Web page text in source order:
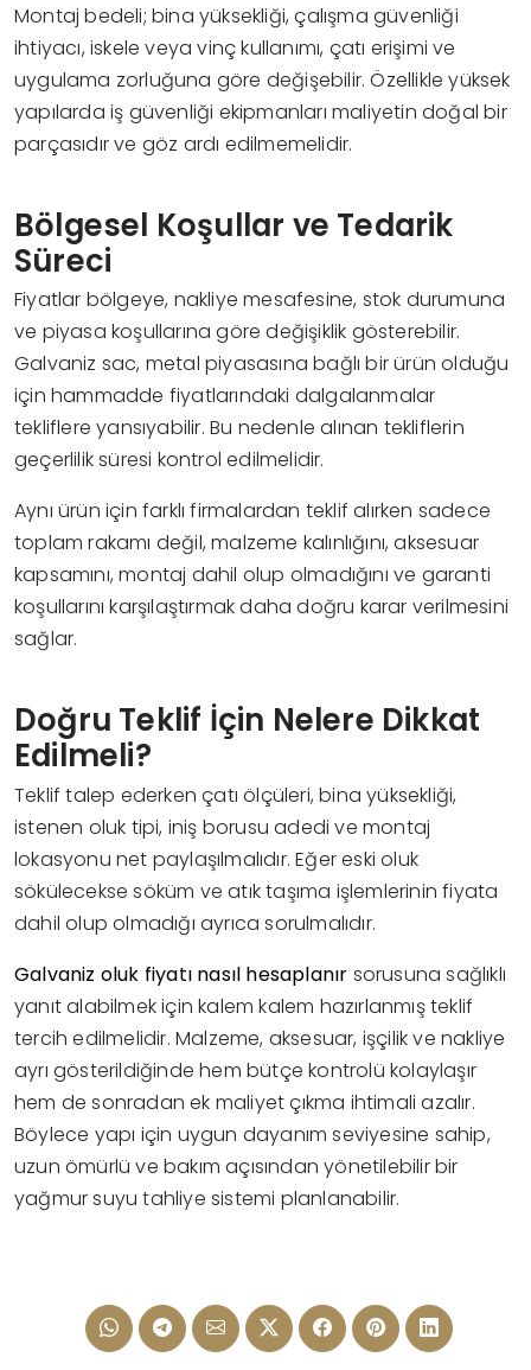
Montaj bedeli; bina yüksekliği, çalışma güvenliği
ihtiyacı, iskele veya vinç kullanımı, çatı erişimi ve
uygulama zorluğuna göre değişebilir. Özellikle yüksek
yapılarda iş güvenliği ekipmanları maliyetin doğal bir
parçasıdır ve göz ardı edilmemelidir.
Bölgesel Koşullar ve Tedarik
Süreci
Fiyatlar bölgeye, nakliye mesafesine, stok durumuna
ve piyasa koşullarına göre değişiklik gösterebilir.
Galvaniz sac, metal piyasasına bağlı bir ürün olduğu
için hammadde fiyatlarındaki dalgalanmalar
tekliflere yansıyabilir. Bu nedenle alınan tekliflerin
geçerlilik süresi kontrol edilmelidir.
Aynı ürün için farklı firmalardan teklif alırken sadece
toplam rakamı değil, malzeme kalınlığını, aksesuar
kapsamını, montaj dahil olup olmadığını ve garanti
koşullarını karşılaştırmak daha doğru karar verilmesini
sağlar.
Doğru Teklif İçin Nelere Dikkat
Edilmeli?
Teklif talep ederken çatı ölçüleri, bina yüksekliği,
istenen oluk tipi, iniş borusu adedi ve montaj
lokasyonu net paylaşılmalıdır. Eğer eski oluk
sökülecekse söküm ve atık taşıma işlemlerinin fiyata
dahil olup olmadığı ayrıca sorulmalıdır.
Galvaniz oluk fiyatı nasıl hesaplanır sorusuna sağlıklı
yanıt alabilmek için kalem kalem hazırlanmış teklif
tercih edilmelidir. Malzeme, aksesuar, işçilik ve nakliye
ayrı gösterildiğinde hem bütçe kontrolü kolaylaşır
hem de sonradan ek maliyet çıkma ihtimali azalır.
Böylece yapı için uygun dayanım seviyesine sahip,
uzun ömürlü ve bakım açısından yönetilebilir bir
yağmur suyu tahliye sistemi planlanabilir.